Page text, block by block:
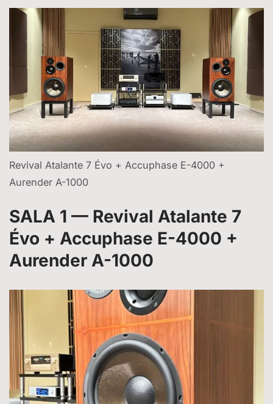
Revival Atalante 7 Évo + Accuphase E-4000 +
Aurender A-1000
SALA 1 — Revival Atalante 7
Évo + Accuphase E-4000 +
Aurender A-1000